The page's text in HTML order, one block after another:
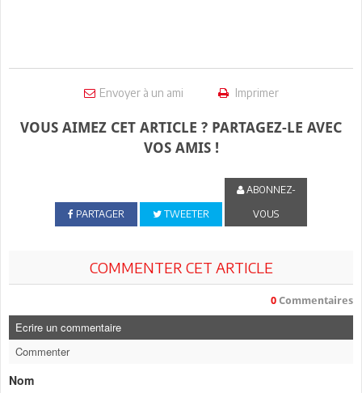
Envoyer à un ami Imprimer
VOUS AIMEZ CET ARTICLE ? PARTAGEZ-LE AVEC
VOS AMIS !
PARTAGER TWEETER
ABONNEZ-
VOUS
COMMENTER CET ARTICLE
0 Commentaires
Ecrire un commentaire
Commenter
Nom